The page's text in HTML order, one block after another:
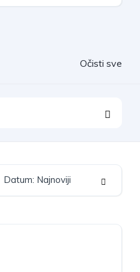
Očisti sve
Datum: Najnoviji